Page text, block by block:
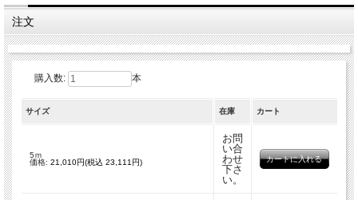
【仕様】
・フィルム素材：再帰反射フィルム
・厚さ：205ミクロン（±10%）
・ライナー：PET（粘着付き）
・認証：洗濯堅牢度4-5級
転写する素材を事前に2秒程プレスして、「しわ」を伸ばしてから作業に入ってく
ポリエステル系素材には、事前プレスはしないでください。
1) カッティングプロッターで圧着する面をミラーカットします。
・推奨刃：標準刃 ・刃圧：60gf - 70gf ・スピード：8 - 10cm/秒
2) カス取り後、【中圧】【145℃】で【8秒】プレスします。
3) ライナーは完全に冷めてから剥がしてください。仕上げプレスは不要です。
注文
購入数: 本
サイズ 在庫 カート
5ｍ
価格: 21,010円(税込 23,111円)
お問
い合
わせ
下さ
い。